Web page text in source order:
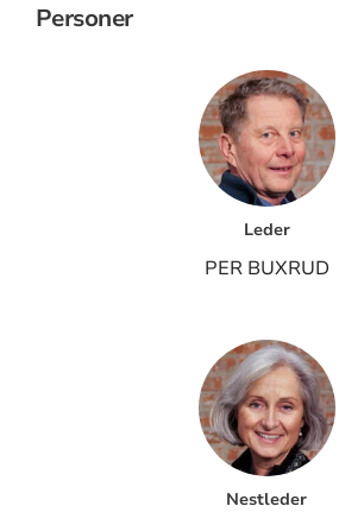
Personer
Leder
PER BUXRUD
Nestleder